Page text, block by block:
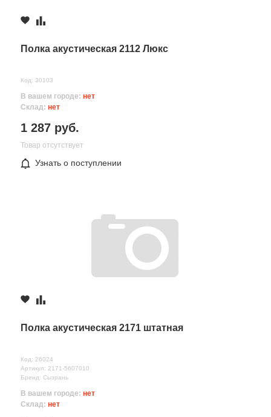
Полка акустическая 2112 Люкс
Код: 30103
В вашем городе: нет
Склад: нет
1 287 руб.
Товар отсутствует
Узнать о поступлении
Полка акустическая 2171 штатная
Код: 26024
Артикул: 2171-5607010
Бренд: Сызрань
В вашем городе: нет
Склад: нет